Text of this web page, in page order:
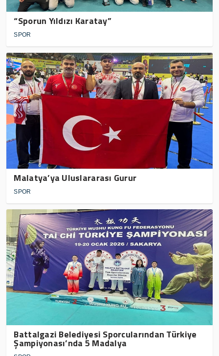
“Sporun Yıldızı Karatay”
SPOR
Malatya’ya Uluslararası Gurur
SPOR
Battalgazi Belediyesi Sporcularından Türkiye
Şampiyonası’nda 5 Madalya